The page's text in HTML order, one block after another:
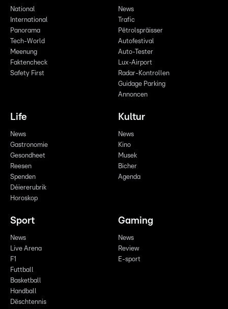
National
International
Panorama
Tech-World
Meenung
Faktencheck
Safety First
News
Trafic
Pëtrolspräisser
Autofestival
Auto-Tester
Lux-Airport
Radar-Kontrollen
Guidage Parking
Annoncen
Life
News
Gastronomie
Gesondheet
Reesen
Spenden
Déiererubrik
Horoskop
Kultur
News
Kino
Musek
Bicher
Agenda
Sport
News
Live Arena
F1
Futtball
Basketball
Handball
Dëschtennis
Gaming
News
Review
E-sport